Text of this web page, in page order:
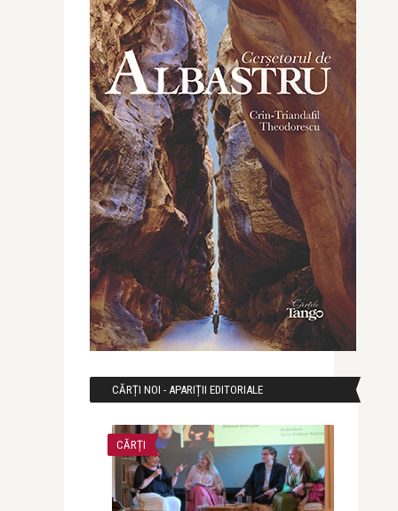
CĂRȚI NOI - APARIȚII EDITORIALE
CĂRȚI